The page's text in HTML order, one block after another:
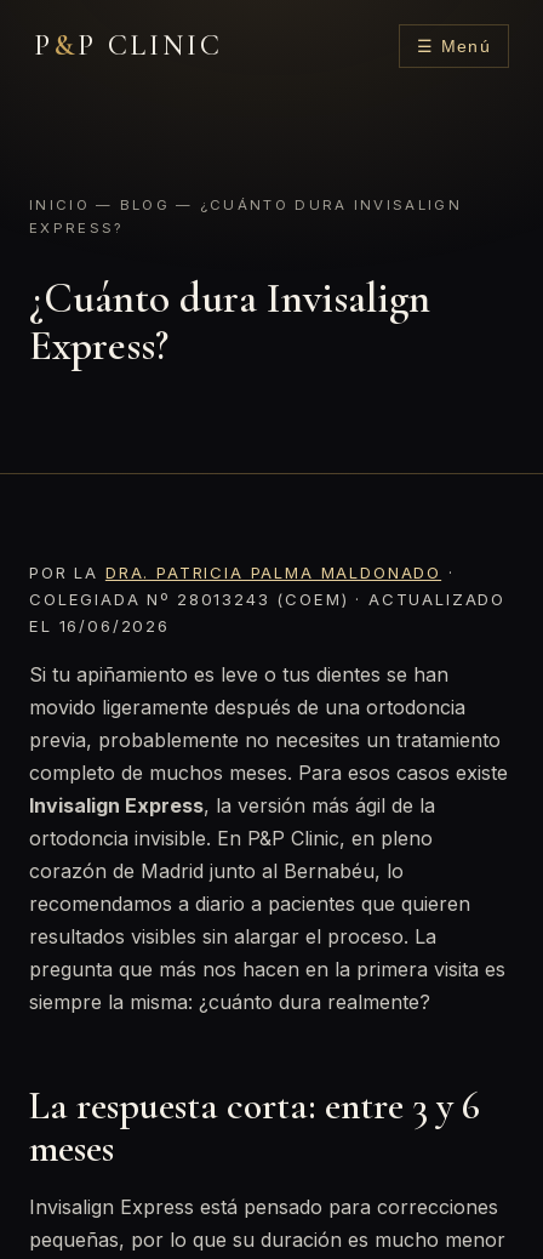
P &P CLINIC ☰ Menú
INICIO — BLOG — ¿CUÁNTO DURA INVISALIGN
EXPRESS?
¿Cuánto dura Invisalign
Express?
POR LA DRA. PATRICIA PALMA MALDONADO
·
COLEGIADA Nº 28013243 (COEM) · ACTUALIZADO
EL 16/06/2026
Si tu apiñamiento es leve o tus dientes se han
movido ligeramente después de una ortodoncia
previa, probablemente no necesites un tratamiento
completo de muchos meses. Para esos casos existe
Invisalign Express, la versión más ágil de la
ortodoncia invisible. En P&P Clinic, en pleno
corazón de Madrid junto al Bernabéu, lo
recomendamos a diario a pacientes que quieren
resultados visibles sin alargar el proceso. La
pregunta que más nos hacen en la primera visita es
siempre la misma: ¿cuánto dura realmente?
La respuesta corta: entre 3 y 6
meses
Invisalign Express está pensado para correcciones
pequeñas, por lo que su duración es mucho menor